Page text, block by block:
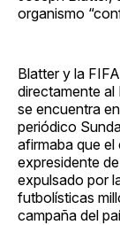
organismo
Blatter y la
directamente al
se encuentra
periódico
afirmaba que el
expresidente
expulsado por
futbolísticas
campaña del